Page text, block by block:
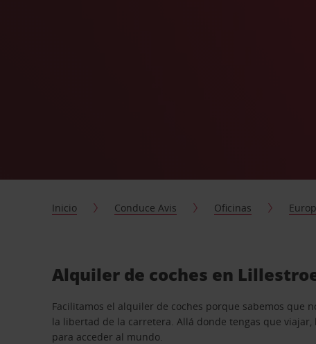
Inicio Conduce Avis Oficinas
Alquiler de coches en
Facilitamos el alquiler de coches porque sabemos que
la libertad de la carretera. Allá donde tengas que viajar,
para acceder al mundo.